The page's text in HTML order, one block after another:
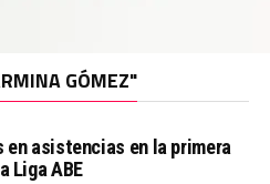
GÓMEZ"
en asistencias en la primera
Liga ABE